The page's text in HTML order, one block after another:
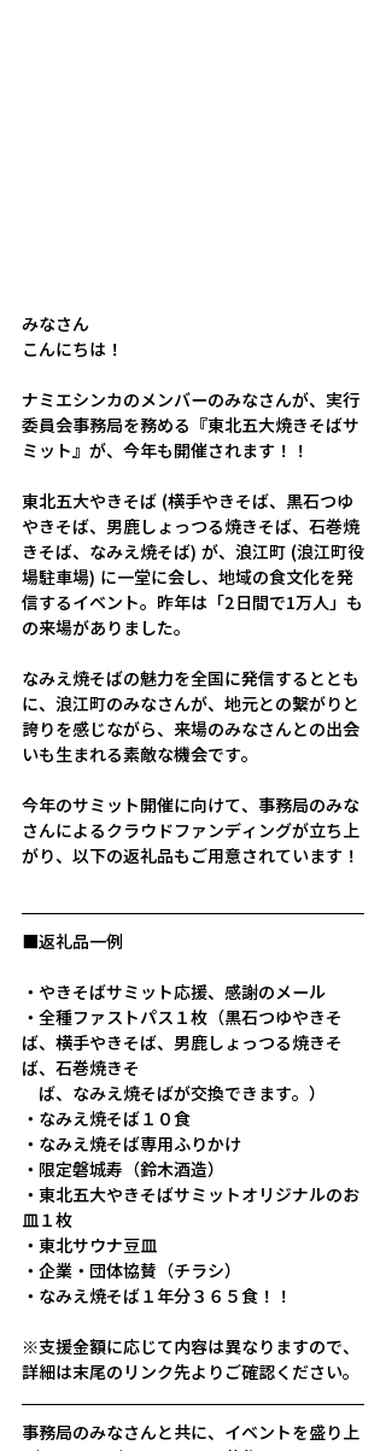
みなさん
こんにちは！
ナミエシンカのメンバーのみなさんが、実行
委員会事務局を務める『東北五大焼きそばサ
ミット』が、今年も開催されます！！
東北五大やきそば (横手やきそば、黒石つゆ
やきそば、男鹿しょっつる焼きそば、石巻焼
きそば、なみえ焼そば) が、浪江町 (浪江町役
場駐車場) に一堂に会し、地域の食文化を発
信するイベント。昨年は「2日間で1万人」も
の来場がありました。
なみえ焼そばの魅力を全国に発信するととも
に、浪江町のみなさんが、地元との繋がりと
誇りを感じながら、来場のみなさんとの出会
いも生まれる素敵な機会です。
今年のサミット開催に向けて、事務局のみな
さんによるクラウドファンディングが立ち上
がり、以下の返礼品もご用意されています！
■返礼品一例
・やきそばサミット応援、感謝のメール
・全種ファストパス１枚（黒石つゆやきそ
ば、横手やきそば、男鹿しょっつる焼きそ
ば、石巻焼きそ
ば、なみえ焼そばが交換できます。）
・なみえ焼そば１０食
・なみえ焼そば専用ふりかけ
・限定磐城寿（鈴木酒造）
・東北五大やきそばサミットオリジナルのお
皿１枚
・東北サウナ豆皿
・企業・団体協賛（チラシ）
・なみえ焼そば１年分３６５食！！
※支援金額に応じて内容は異なりますので、
詳細は末尾のリンク先よりご確認ください。
事務局のみなさんと共に、イベントを盛り上